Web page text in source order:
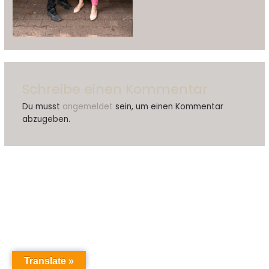
Schreibe einen Kommentar
Du musst angemeldet sein, um einen Kommentar
abzugeben.
Translate »